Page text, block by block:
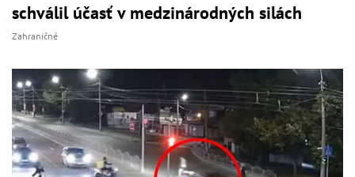
schválil účasť v medzinárodných silách
Zahraničné